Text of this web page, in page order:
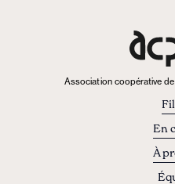
Association coopérative
En
À